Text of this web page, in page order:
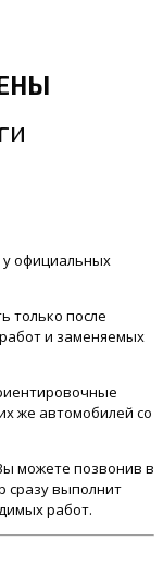
у официальных
только после
и заменяемых
же автомобилей со
можете позвонив в
сразу выполнит
работ.